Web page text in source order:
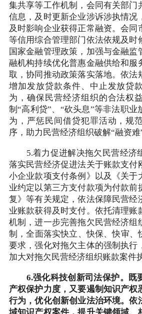
集共享等工作机制，会同有关部门
信息，及时更新企业涉诉涉执情况
及时影响企业获得正常融资。会同
等信用综合管理部门依法依规及时
国家金融管理政策，加强与金融监
融机构持续优化普惠金融供给和服
取，协同推动政策落实落地。依法
增加发放贷款条件、中止发放贷
为，确保民营经济组织的合法权
制“高利贷”、“砍头息”等非法职业
为，严惩民间借贷犯罪活动，规
序，助力民营经济组织破解“融资难
5.着力促进解决拖欠民营经济
落实民营经济促进法关于账款支付
小企业款项支付条例》以及《关于
业约定以第三方支付款项为付款前
复》等有关规定，依法保障民营经
业账款获得及时支付。依托清理账
机制，进一步完善拖欠民营经济组
制，全面落实快立、快保、快审、
要求，强化对拖欠主体的强制执行
加大对拖欠民营经济组织账款案件
6.强化科技创新司法保护。既
产权保护力度，又要遏制知识产权
行为，优化创新创业法治环境。依